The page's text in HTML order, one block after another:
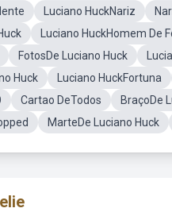
Luciano HuckNariz
Luciano HuckHomem De
FotosDe Luciano Huck
Huck
Luciano HuckFortuna
Cartao DeTodos BraçoDe
MarteDe Luciano Huck